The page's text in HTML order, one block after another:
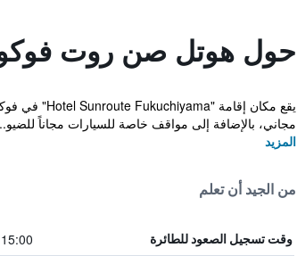
حول هوتل صن روت
مجاني، بالإضافة إلى مواقف خاصة للسيارات مجاناً
المزيد
من الجيد أن تعلم
وقت تسجيل الصعود للطائرة 15:00